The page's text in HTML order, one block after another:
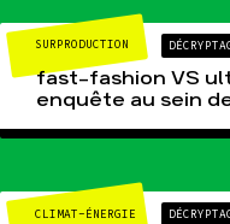
SURPRODUCTION
fast-fashion VS
enquête au sein
CLIMAT-ÉNERGIE